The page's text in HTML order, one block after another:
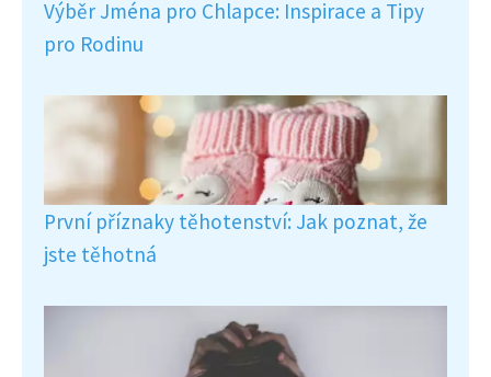
Výběr Jména pro Chlapce: Inspirace a Tipy
pro Rodinu
První příznaky těhotenství: Jak poznat, že
jste těhotná